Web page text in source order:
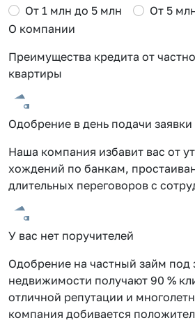
От 1 млн до 5 млн
От 5
О компании
Преимущества кредита от
квартиры
Одобрение в день подачи заявки
Наша компания избавит вас от
хождений по банкам,
длительных переговоров с
У вас нет поручителей
Одобрение на частный займ под
недвижимости получают 90 %
отличной репутации и
компания добивается